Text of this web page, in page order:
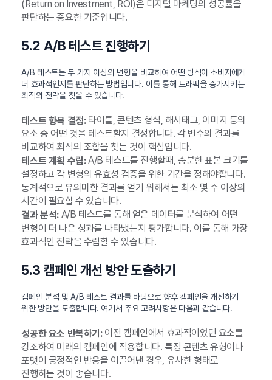
(Return on Investment, ROI)은 디지털 마케팅의 성공률을
판단하는 중요한 기준입니다.
5.2 A/B 테스트 진행하기
A/B 테스트는 두 가지 이상의 변형을 비교하여 어떤 방식이 소비자에게
더 효과적인지를 판단하는 방법입니다. 이를 통해 트래픽을 증가시키는
최적의 전략을 찾을 수 있습니다.
테스트 항목 결정:타이틀, 콘텐츠 형식, 해시태그, 이미지 등의
요소 중 어떤 것을 테스트할지 결정합니다. 각 변수의 결과를
비교하여 최적의 조합을 찾는 것이 핵심입니다.
테스트 계획 수립:A/B 테스트를 진행할때, 충분한 표본 크기를
설정하고 각 변형의 유효성 검증을 위한 기간을 정해야합니다.
통계적으로 유의미한 결과를 얻기 위해서는 최소 몇 주 이상의
시간이 필요할 수 있습니다.
결과 분석:A/B 테스트를 통해 얻은 데이터를 분석하여 어떤
변형이 더 나은 성과를 나타냈는지 평가합니다. 이를 통해 가장
효과적인 전략을 수립할 수 있습니다.
5.3 캠페인 개선 방안 도출하기
캠페인 분석 및 A/B 테스트 결과를 바탕으로 향후 캠페인을 개선하기
위한 방안을 도출합니다. 여기서 주요 고려사항은 다음과 같습니다.
성공한 요소 반복하기:이전 캠페인에서 효과적이었던 요소를
강조하여 미래의 캠페인에 적용합니다. 특정 콘텐츠 유형이나
포맷이 긍정적인 반응을 이끌어낸 경우, 유사한 형태로
진행하는 것이 좋습니다.